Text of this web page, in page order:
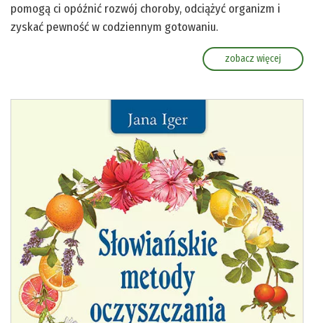
pomogą ci opóźnić rozwój choroby, odciążyć organizm i
zyskać pewność w codziennym gotowaniu.
zobacz więcej